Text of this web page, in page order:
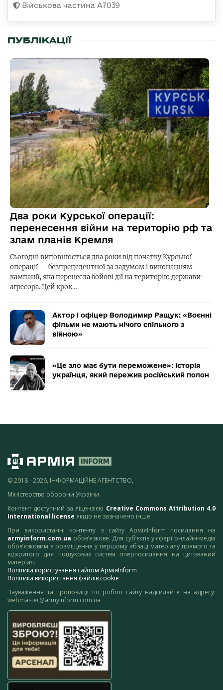
Військова частина А7039
ПУБЛІКАЦІЇ
Два роки Курської операції:
перенесення війни на територію рф та
злам планів Кремля
Сьогодні виповнюється два роки від початку Курської
операції — безпрецедентної за задумом і виконанням
кампанії, яка перенесла бойові дії на територію держави-
агресора. Цей крок…
Актор і офіцер Володимир Ращук: «Воєнні
фільми не мають нічого спільного з
війною»
«Це зло має бути переможене»: історія
українця, який пережив російський полон
© 2018 - 2026, ІНФОРМАЦІЙНЕ АГЕНТСТВО,
Міністерство оборони України
Контент доступний за ліцензією Creative Commons Attribution 4.0
International license якщо не зазначено інше.
При використанні контенту з сайту АрміяInform посилання на
armyinform.com.ua обов’язкове. Для суб’єктів у сфері онлайн-медіа
обов’язковим є розміщення у першому абзаці матеріалу прямого та
відкритого для пошукових систем гіперпосилання на цитований
матеріал.
Політика користування сайтом АрміяInform
Політика використання файлів cookie
Зауваження та пропозиції по роботі сайту надсилайте на адресу:
webmaster@armyinform.com.ua